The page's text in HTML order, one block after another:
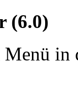
(6.0)
Menü